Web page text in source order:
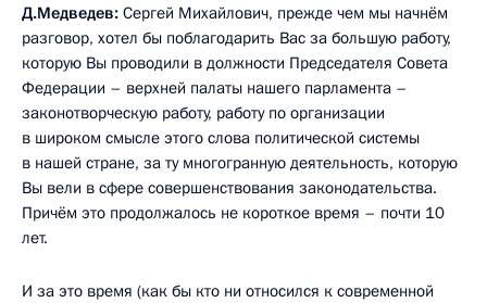
Д.Медведев: Сергей Михайлович, прежде чем мы начнём
разговор, хотел бы поблагодарить Вас за большую работу,
которую Вы проводили в должности Председателя Совета
Федерации – верхней палаты нашего парламента –
законотворческую работу, работу по организации
в широком смысле этого слова политической системы
в нашей стране, за ту многогранную деятельность, которую
Вы вели в сфере совершенствования законодательства.
Причём это продолжалось не короткое время – почти 10
лет.
И за это время (как бы кто ни относился к современной